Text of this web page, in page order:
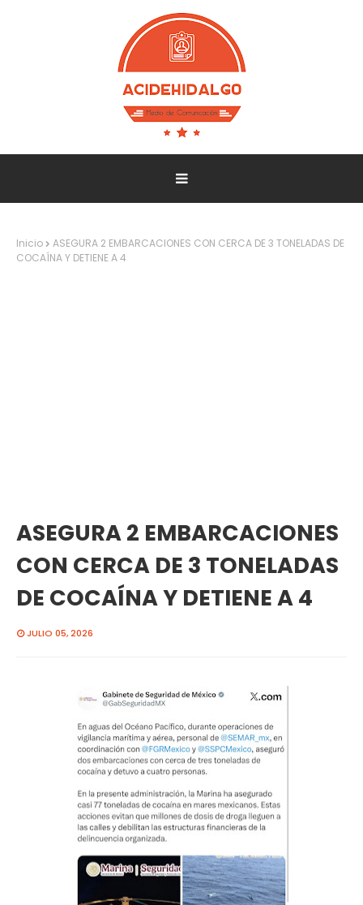
Inicio
ASEGURA 2 EMBARCACIONES CON CERCA DE 3 TONELADAS DE
COCAÍNA Y DETIENE A 4
ASEGURA 2 EMBARCACIONES
CON CERCA DE 3 TONELADAS
DE COCAÍNA Y DETIENE A 4
JULIO 05, 2026